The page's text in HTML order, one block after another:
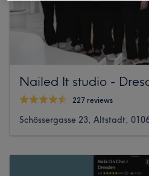
Nailed It studio -
227 reviews
Schössergasse 23, Altstadt,